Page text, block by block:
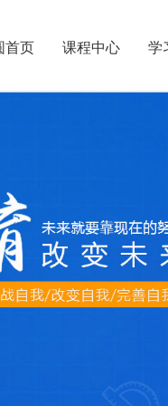
首页 课程中心 学